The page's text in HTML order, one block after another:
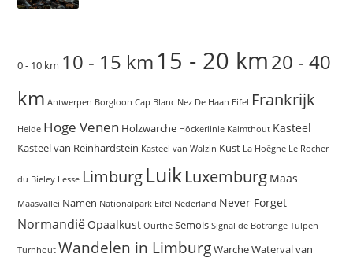
0 - 10 km 10 - 15 km15 - 20 km20 - 40
km Antwerpen Borgloon Cap Blanc Nez De Haan Eifel Frankrijk
Heide Hoge Venen Holzwarche Höckerlinie Kalmthout Kasteel
Kasteel van Reinhardstein Kasteel van Walzin Kust La Hoëgne Le Rocher
du Bieley Lesse LimburgLuik Luxemburg Maas
Maasvallei Namen Nationalpark Eifel Nederland Never Forget
Normandië Opaalkust Ourthe Semois Signal de Botrange Tulpen
Turnhout Wandelen in LimburgWarcheWaterval van